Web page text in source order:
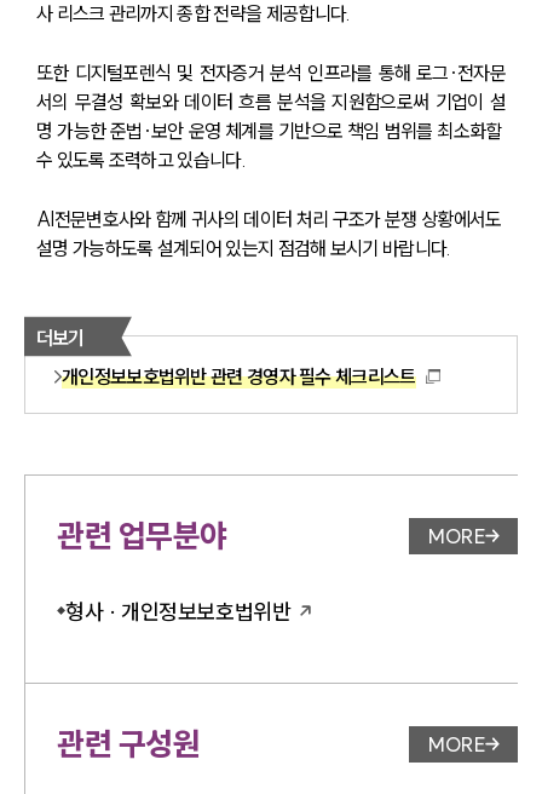
사 리스크 관리까지 종합 전략을 제공합니다.
또한 디지털포렌식 및 전자증거 분석 인프라를 통해 로그·전자문
서의 무결성 확보와 데이터 흐름 분석을 지원함으로써 기업이 설
명 가능한 준법·보안 운영 체계를 기반으로 책임 범위를 최소화할
수 있도록 조력하고 있습니다.
AI전문변호사와 함께 귀사의 데이터 처리 구조가 분쟁 상황에서도
설명 가능하도록 설계되어 있는지 점검해 보시기 바랍니다.
더보기
개인정보보호법위반 관련 경영자 필수 체크리스트
관련 업무분야 업무분야
MORE
형사 · 개인정보보호법위반
관련 구성원 변호사 페
MORE